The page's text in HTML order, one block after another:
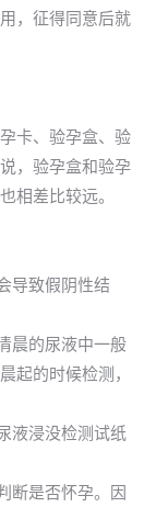
，征得同意后就
卡、验孕盒、验
，验孕盒和验孕
相差比较远。
导致假阴性结
晨的尿液中一般
起的时候检测，
液浸没检测试纸
断是否怀孕。因